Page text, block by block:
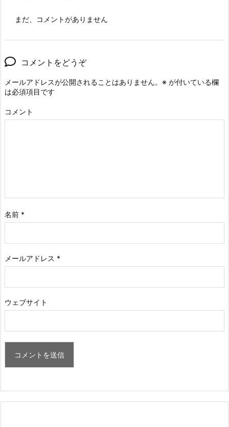
まだ、コメントがありません
コメントをどうぞ
メールアドレスが公開されることはありません。 ※ が付いている欄
は必須項目です
コメント
名前 *
メールアドレス *
ウェブサイト